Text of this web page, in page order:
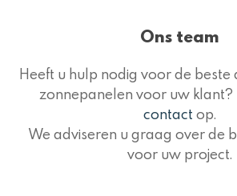
Ons team
Heeft u hulp nodig voor de
zonnepanelen voor uw klant?
contact op.
We adviseren u graag over de
voor uw project.